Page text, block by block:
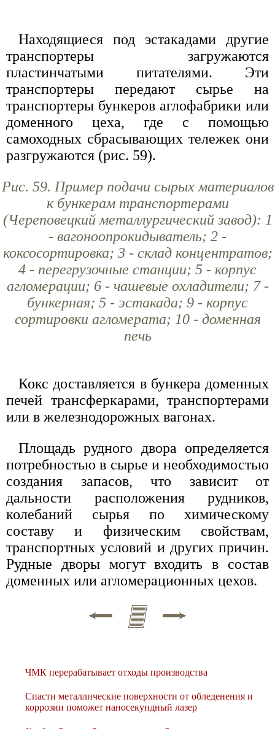
Находящиеся под эстакадами другие
транспортеры загружаются
пластинчатыми питателями. Эти
транспортеры передают сырье на
транспортеры бункеров аглофабрики или
доменного цеха, где с помощью
самоходных сбрасывающих тележек они
разгружаются (рис. 59).
Рис. 59. Пример подачи сырых материалов
к бункерам транспортерами
(Череповецкий металлургический завод): 1
- вагоноопрокидыватель; 2 -
коксосортировка; 3 - склад концентратов;
4 - перегрузочные станции; 5 - корпус
агломерации; 6 - чашевые охладители; 7 -
бункерная; 5 - эстакада; 9 - корпус
сортировки агломерата; 10 - доменная
печь
Кокс доставляется в бункера доменных
печей трансферкарами, транспортерами
или в железнодорожных вагонах.
Площадь рудного двора определяется
потребностью в сырье и необходимостью
создания запасов, что зависит от
дальности расположения рудников,
колебаний сырья по химическому
составу и физическим свойствам,
транспортных условий и других причин.
Рудные дворы могут входить в состав
доменных или агломерационных цехов.
ЧМК перерабатывает отходы производства
Спасти металлические поверхности от обледенения и
коррозии поможет наносекундный лазер